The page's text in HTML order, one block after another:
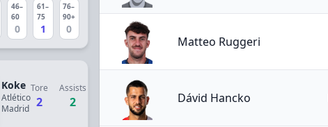
46–
60
0
61–
75
1
76–
90+
0
Koke
Atlético
Madrid
Tore
2
Assists
2
Matteo Ruggeri
Dávid Hancko